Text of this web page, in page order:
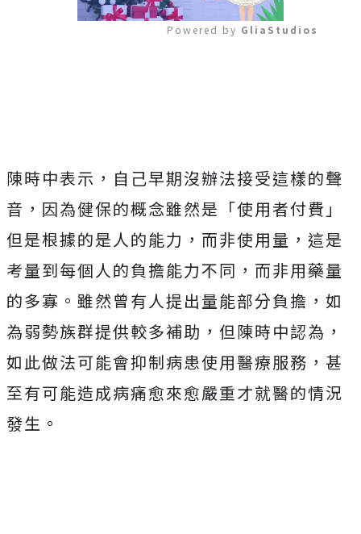
Powered by GliaStudios
陳時中表示，自己早期沒辦法接受這樣的聲
音，因為健保的概念雖然是「使用者付費」
但是根據的是人的能力，而非使用量，這是
考量到每個人的負擔能力不同，而非用藥量
的多寡。雖然曾有人提出量能部分負擔，如
為弱勢族群提供較多補助，但陳時中認為，
如此做法可能會抑制病患使用醫療服務，甚
至有可能造成病痛愈來愈嚴重才就醫的情況
發生。